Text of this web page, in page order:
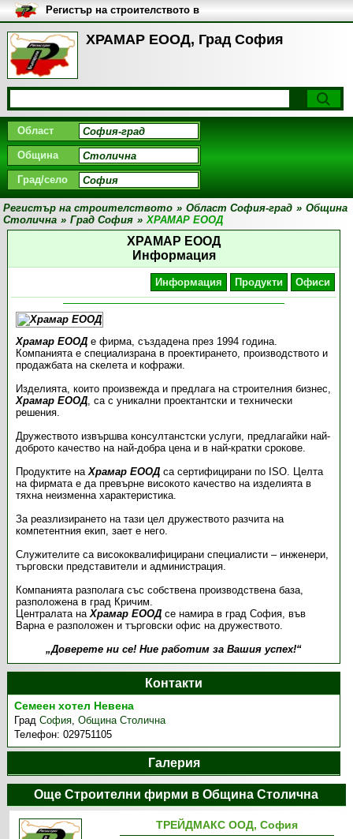
ХРАМАР ЕООД, Град София
Регистър на строителството в
България
Област
Община
Град/село
Регистър на строителството » Област София-град » Община
Столична » Град София » ХРАМАР ЕООД
ХРАМАР ЕООД
Информация
Информация Продукти Офиси
Храмар ЕООДе фирма, създадена през 1994 година.
Компанията е специализрана в проектирането, производството и
продажбата на скелета и кофражи.
Изделията, които произвежда и предлага на строителния бизнес,
Храмар ЕООД, са с уникални проектантски и технически
решения.
Дружеството извършва консултанстски услуги, предлагайки най-
доброто качество на най-добра цена и в най-кратки срокове.
Продуктите наХрамар ЕООДса сертифицирани по ISO. Целта
на фирмата е да превърне високото качество на изделията в
тяхна неизменна характеристика.
За реазлизирането на тази цел дружеството разчита на
компетентния екип, зает е него.
Служителите са висококвалифицирани специалисти – инженери,
търговски представители и администрация.
Компанията разполага със собствена производствена база,
разположена в град Кричим.
Централата наХрамар ЕООДсе намира в град София, във
Варна е разположен и търговски офис на дружеството.
„Доверете ни се! Ние работим за Вашия успех!“
Контакти
Семеен хотел Невена
ГрадСофия,Община Столична
Телефон:029751105
Галерия
Още Строителни фирми в Община Столична
ТРЕЙДМАКС ООД, София